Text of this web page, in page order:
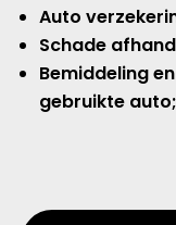
Auto
Schade
Bemiddeling
gebruikte auto;